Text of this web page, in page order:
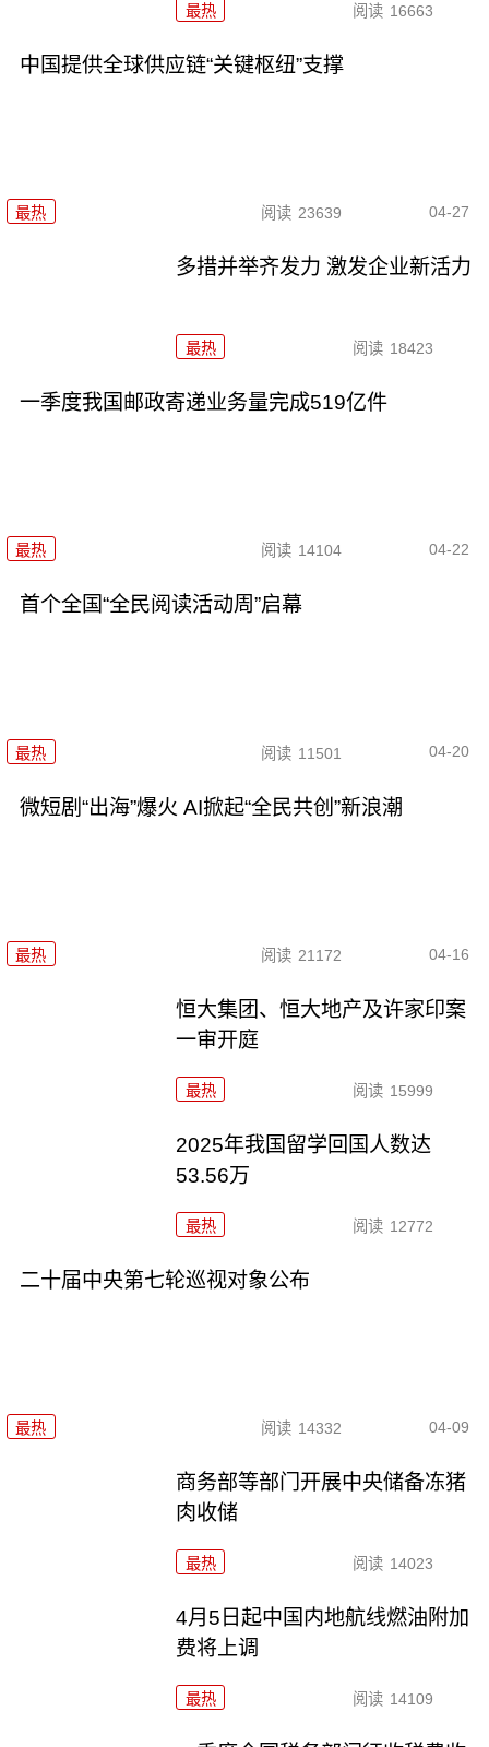
最热 阅读 16663
中国提供全球供应链“关键枢纽”支撑
最热 阅读 23639 04-27
多措并举齐发力 激发企业新活力
最热 阅读 18423
一季度我国邮政寄递业务量完成519亿件
最热 阅读 14104 04-22
首个全国“全民阅读活动周”启幕
最热 阅读 11501 04-20
微短剧“出海”爆火 AI掀起“全民共创”新浪潮
最热 阅读 21172 04-16
恒大集团、恒大地产及许家印案
一审开庭
最热 阅读 15999
2025年我国留学回国人数达
53.56万
最热 阅读 12772
二十届中央第七轮巡视对象公布
最热 阅读 14332 04-09
商务部等部门开展中央储备冻猪
肉收储
最热 阅读 14023
4月5日起中国内地航线燃油附加
费将上调
最热 阅读 14109